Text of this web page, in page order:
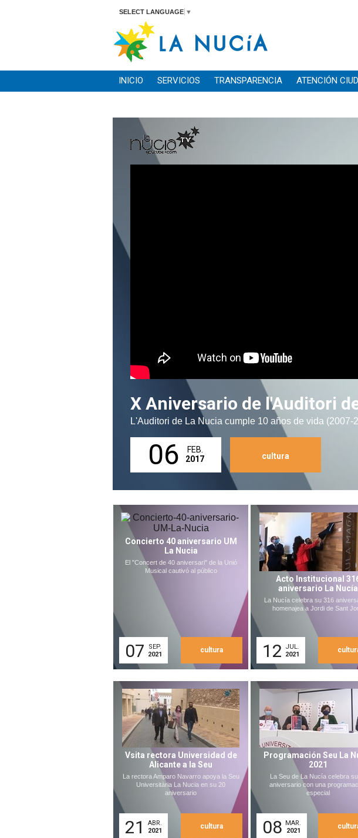
SELECT LANGUAGE ▼
INICIO SERVICIOS TRANSPARENCIA ATENCIÓN
X Aniversario de l'Auditori
L'Auditori de La Nucia cumple 10 años de vida (2007-
06
FEB.
2017
cultura
Concierto 40 aniversario UM
La Nucia
El "Concert de 40 aniversari" de la Unió
Musical cautivó al público
07
SEP.
2021
cultura
Acto Institucional
aniversario La Nucía
La Nucía celebra su 316
homenajea a Jordi de Sant
12
JUL.
2021
Vsita rectora Universidad de
Alicante a la Seu
La rectora Amparo Navarro apoya la Seu
Universitària La Nucia en su 20
aniversario
21
ABR.
2021
cultura
Programación Seu La
2021
La Seu de La Nucía celebra
aniversario con una
especial
08 MAR.
2021